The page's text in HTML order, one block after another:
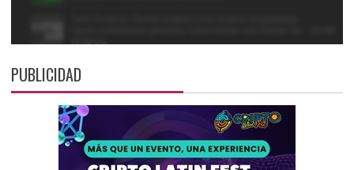
PUBLICIDAD